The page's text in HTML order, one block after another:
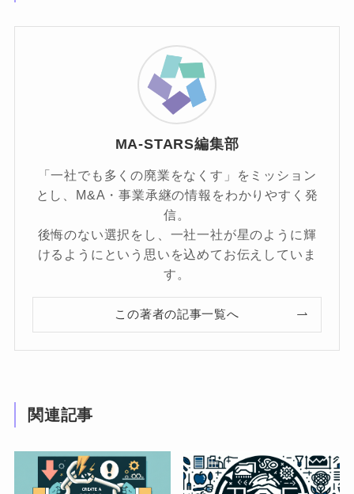
MA-STARS編集部
「一社でも多くの廃業をなくす」をミッション
とし、M&A・事業承継の情報をわかりやすく発
信。
後悔のない選択をし、一社一社が星のように輝
けるようにという思いを込めてお伝えしていま
す。
この著者の記事一覧へ
関連記事